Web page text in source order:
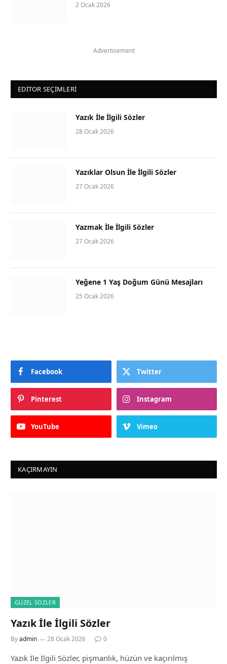
2 Ocak 2026
Advertisement
EDITOR SEÇIMLERI
Yazık İle İlgili Sözler
28 Ocak 2026
Yazıklar Olsun İle İlgili Sözler
27 Ocak 2026
Yazmak İle İlgili Sözler
27 Ocak 2026
Yeğene 1 Yaş Doğum Günü Mesajları
25 Ocak 2026
Facebook Twitter
Pinterest Instagram
YouTube Vimeo
KAÇIRMAYIN
GÜZEL SÖZLER
Yazık İle İlgili Sözler
Byadmin 28 Ocak 2026 0
Yazık İle İlgili Sözler, pişmanlık, hüzün ve kaçırılmış